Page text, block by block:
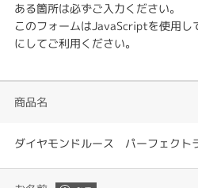
ある箇所は必ずご入力ください。
このフォームはJavaScriptを使用
にしてご利用ください。
商品名
ダイヤモンドルース パーフェクト